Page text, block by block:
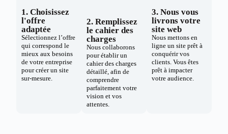
1. Choisissez
l'offre
adaptée
Sélectionnez l’offre
qui correspond le
mieux aux besoins
de votre entreprise
pour créer un site
sur-mesure.
2. Remplissez
le cahier des
charges
Nous collaborons
pour établir un
cahier des charges
détaillé, afin de
comprendre
parfaitement votre
vision et vos
attentes.
3. Nous vous
livrons votre
site web
Nous mettons en
ligne un site prêt à
conquérir vos
clients. Vous êtes
prêt à impacter
votre audience.